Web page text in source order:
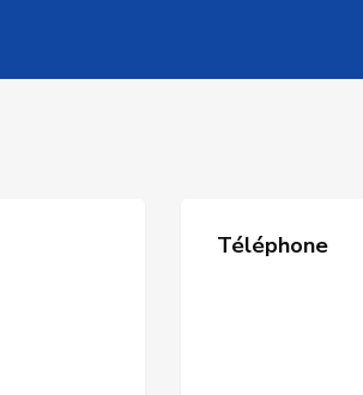
Téléphone